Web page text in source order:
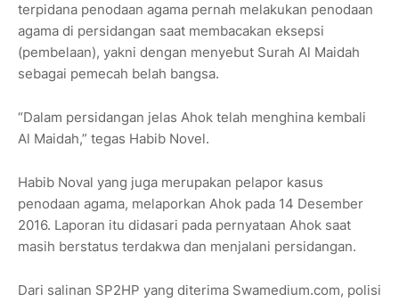
terpidana penodaan agama pernah melakukan penodaan
agama di persidangan saat membacakan eksepsi
(pembelaan), yakni dengan menyebut Surah Al Maidah
sebagai pemecah belah bangsa.
“Dalam persidangan jelas Ahok telah menghina kembali
Al Maidah,” tegas Habib Novel.
Habib Noval yang juga merupakan pelapor kasus
penodaan agama, melaporkan Ahok pada 14 Desember
2016. Laporan itu didasari pada pernyataan Ahok saat
masih berstatus terdakwa dan menjalani persidangan.
Dari salinan SP2HP yang diterima Swamedium.com, polisi